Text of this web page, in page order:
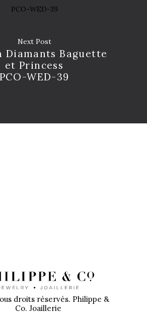
Next Post
Diamants Baguette
et Princess
PCO-WED-39
PCO-WED-39
droits réservés. Philippe &
Co. Joaillerie